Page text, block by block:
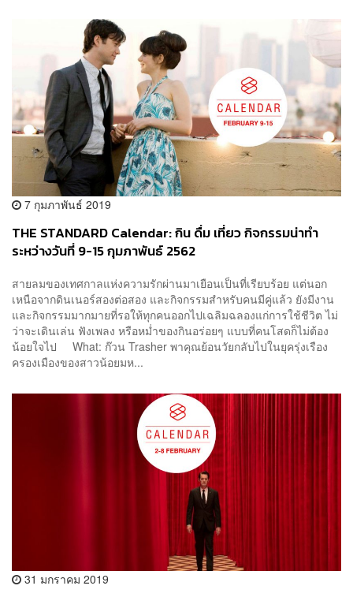
7 กุมภาพันธ์ 2019
THE STANDARD Calendar: กิน ดื่ม เที่ยว กิจกรรมน่าทำ
ระหว่างวันที่ 9-15 กุมภาพันธ์ 2562
สายลมของเทศกาลแห่งความรักผ่านมาเยือนเป็นที่เรียบร้อย แต่นอก
เหนือจากดินเนอร์สองต่อสอง และกิจกรรมสำหรับคนมีคู่แล้ว ยังมีงาน
และกิจกรรมมากมายที่รอให้ทุกคนออกไปเฉลิมฉลองแก่การใช้ชีวิต ไม่
ว่าจะเดินเล่น ฟังเพลง หรือหม่ำของกินอร่อยๆ แบบที่คนโสดก็ไม่ต้อง
น้อยใจไป What: ก๊วน Trasher พาคุณย้อนวัยกลับไปในยุครุ่งเรือง
ครองเมืองของสาวน้อยมห...
31 มกราคม 2019